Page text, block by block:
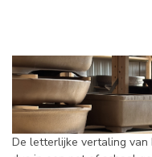
De letterlijke vertaling van